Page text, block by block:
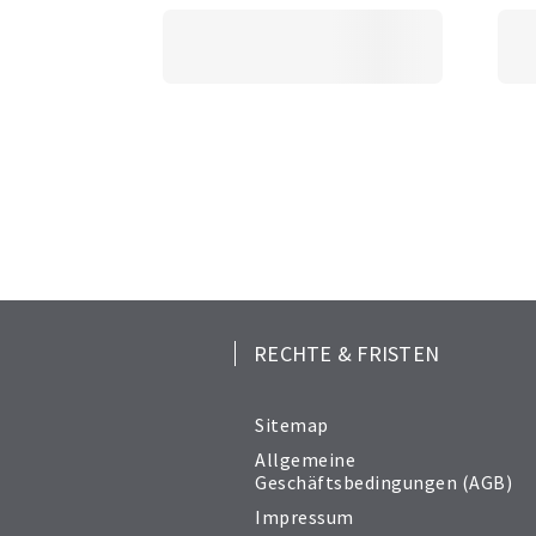
RECHTE & FRISTEN
Sitemap
Allgemeine
Geschäftsbedingungen (AGB)
Impressum